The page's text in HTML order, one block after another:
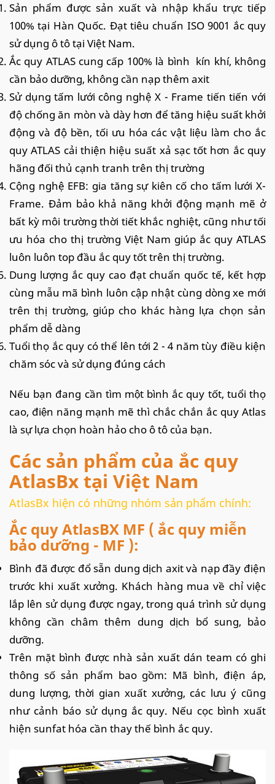
Sản phẩm được sản xuất và nhập khẩu trực tiếp
100% tại Hàn Quốc. Đạt tiêu chuẩn ISO 9001 ắc quy
sử dụng ô tô tại Việt Nam.
Ắc quy ATLAS cung cấp 100% là bình kín khí, không
cần bảo dưỡng, không cần nạp thêm axit
Sử dụng tấm lưới công nghệ X - Frame tiến tiến với
độ chống ăn mòn và dày hơn để tăng hiệu suất khởi
động và độ bền, tối ưu hóa các vật liệu làm cho ắc
quy ATLAS cải thiện hiệu suất xả sạc tốt hơn ắc quy
hãng đối thủ cạnh tranh trên thị trường
Cộng nghệ EFB: gia tăng sự kiên cố cho tấm lưới X-
Frame. Đảm bảo khả năng khởi động mạnh mẽ ở
bất kỳ môi trường thời tiết khắc nghiệt, cũng như tối
ưu hóa cho thị trường Việt Nam giúp ắc quy ATLAS
luôn luôn top đầu ắc quy tốt trên thị trường.
Dung lượng ắc quy cao đạt chuẩn quốc tế, kết hợp
cùng mẫu mã bình luôn cập nhật cùng dòng xe mới
trên thị trường, giúp cho khác hàng lựa chọn sản
phẩm dễ dàng
Tuổi thọ ắc quy có thể lên tới 2 - 4 năm tùy điều kiện
chăm sóc và sử dụng đúng cách
Nếu bạn đang cần tìm một bình ắc quy tốt, tuổi thọ
cao, điện năng mạnh mẽ thì chắc chắn ắc quy Atlas
là sự lựa chọn hoàn hảo cho ô tô của bạn.
Các sản phẩm của ắc quy
AtlasBx tại Việt Nam
AtlasBx hiện có những nhóm sản phẩm chính:
Ắc quy AtlasBX MF ( ắc quy miễn
bảo dưỡng - MF ):
Bình đã được đổ sẵn dung dịch axit và nạp đầy điện
trước khi xuất xưởng. Khách hàng mua về chỉ việc
lắp lên sử dụng được ngay, trong quá trình sử dụng
không cần châm thêm dung dịch bổ sung, bảo
dưỡng.
Trên mặt bình được nhà sản xuất dán team có ghi
thông số sản phẩm bao gồm: Mã bình, điện áp,
dung lượng, thời gian xuất xưởng, các lưu ý cũng
như cảnh báo sử dụng ắc quy. Nếu cọc bình xuất
hiện sunfat hóa cần thay thế bình ắc quy.